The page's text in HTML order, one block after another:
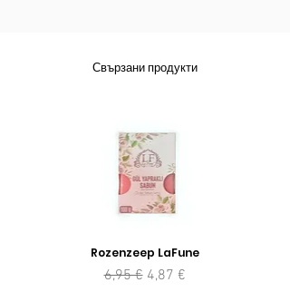
Свързани продукти
Rozenzeep LaFune
Редовна цена
6,95 € Продажна цена
4,87 €